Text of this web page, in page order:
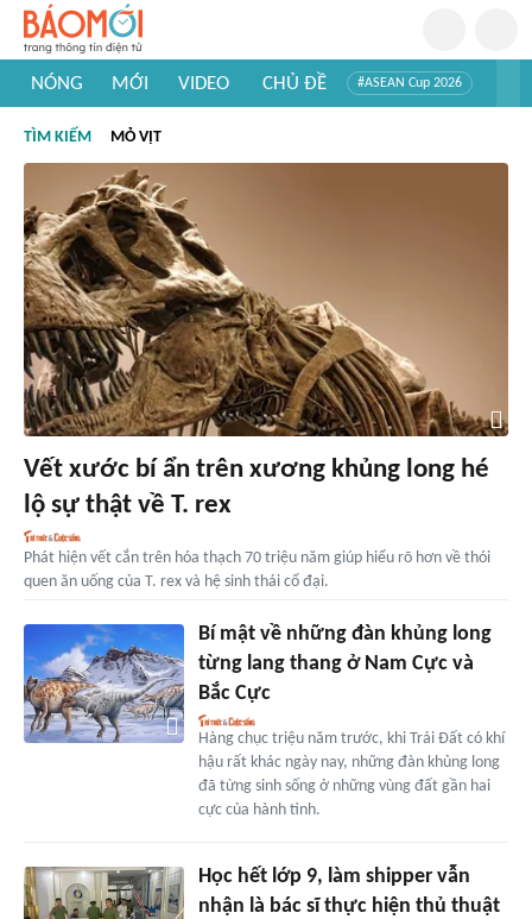
NÓNG MỚI VIDEO CHỦ ĐỀ #ASEAN Cup 2026
#Khám phá thế giới
TÌM KIẾM MỎ VỊT
Vết xước bí ẩn trên xương khủng long hé
lộ sự thật về T. rex
Phát hiện vết cắn trên hóa thạch 70 triệu năm giúp hiểu rõ hơn về thói
quen ăn uống của T. rex và hệ sinh thái cổ đại.
Bí mật về những đàn khủng long
từng lang thang ở Nam Cực và
Bắc Cực
Hàng chục triệu năm trước, khi Trái Đất có khí
hậu rất khác ngày nay, những đàn khủng long
đã từng sinh sống ở những vùng đất gần hai
cực của hành tinh.
Học hết lớp 9, làm shipper vẫn
nhận là bác sĩ thực hiện thủ thuật